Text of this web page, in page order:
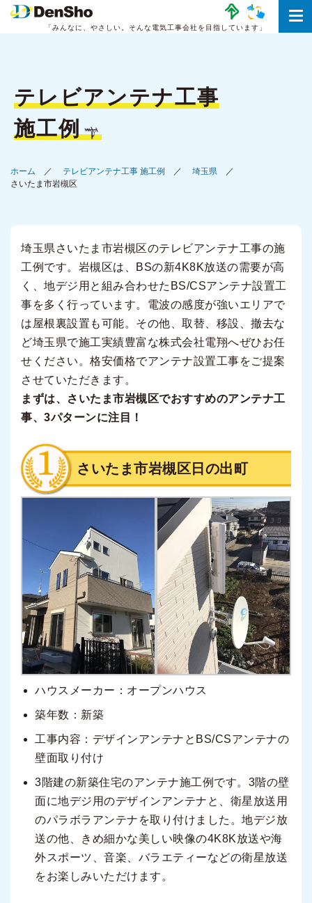
「みんなに、やさしい。 そんな電気工事会社を目指しています」
テレビアンテナ工事
施工例
ホーム テレビアンテナ工事 施工例
埼玉県
さいたま市岩槻区
埼玉県さいたま市岩槻区のテレビアンテナ工事の施
工例です。岩槻区は、BSの新4K8K放送の需要が高
く、地デジ用と組み合わせたBS/CSアンテナ設置工
事を多く行っています。電波の感度が強いエリアで
は屋根裏設置も可能。その他、取替、移設、撤去な
ど埼玉県で施工実績豊富な株式会社電翔へぜひお任
せください。格安価格でアンテナ設置工事をご提案
させていただきます。
まずは、さいたま市岩槻区でおすすめのアンテナ工
事、3パターンに注目！
さいたま市岩槻区日の出町
ハウスメーカー：オープンハウス
築年数：新築
工事内容：デザインアンテナとBS/CSアンテナの
壁面取り付け
3階建の新築住宅のアンテナ施工例です。3階の壁
面に地デジ用のデザインアンテナと、衛星放送用
のパラボラアンテナを取り付けました。地デジ放
送の他、きめ細かな美しい映像の4K8K放送や海
外スポーツ、音楽、バラエティーなどの衛星放送
をお楽しみいただけます。